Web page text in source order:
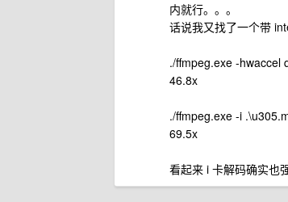
内就行。。。
话说我又找了一个带
./ffmpeg.exe -hwaccel
46.8x
./ffmpeg.exe -i
69.5x
看起来 i 卡解码确实也